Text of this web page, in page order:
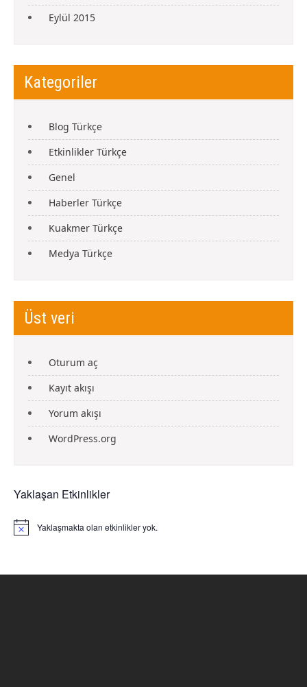
Eylül 2015
Kategoriler
Blog Türkçe
Etkinlikler Türkçe
Genel
Haberler Türkçe
Kuakmer Türkçe
Medya Türkçe
Üst veri
Oturum aç
Kayıt akışı
Yorum akışı
WordPress.org
Yaklaşan Etkinlikler
N
c
Yaklaşmakta olan etkinlikler yok.